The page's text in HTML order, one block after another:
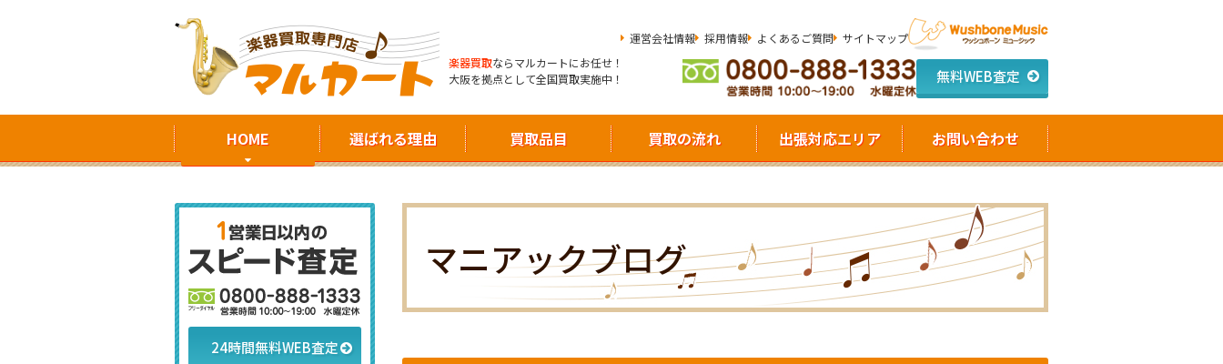
楽器買取ならマルカートにお任せ！
大阪を拠点として全国買取実施中！
運営会社情報 採用情報 よくあるご質問 サイトマップ
無料WEB査定
HOME 選ばれる理由 買取品目 買取の流れ 出張対応エリア お問い合わせ
マニアックブログ
24時間無料WEB査定